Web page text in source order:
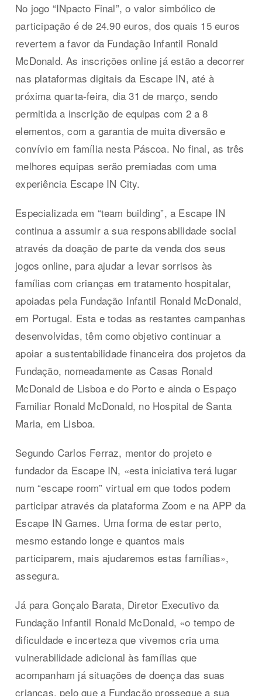
No jogo “INpacto Final”, o valor simbólico de
participação é de 24.90 euros, dos quais 15 euros
revertem a favor da Fundação Infantil Ronald
McDonald. As inscrições online já estão a decorrer
nas plataformas digitais da Escape IN, até à
próxima quarta-feira, dia 31 de março, sendo
permitida a inscrição de equipas com 2 a 8
elementos, com a garantia de muita diversão e
convívio em família nesta Páscoa. No final, as três
melhores equipas serão premiadas com uma
experiência Escape IN City.
Especializada em “team building”, a Escape IN
continua a assumir a sua responsabilidade social
através da doação de parte da venda dos seus
jogos online, para ajudar a levar sorrisos às
famílias com crianças em tratamento hospitalar,
apoiadas pela Fundação Infantil Ronald McDonald,
em Portugal. Esta e todas as restantes campanhas
desenvolvidas, têm como objetivo continuar a
apoiar a sustentabilidade financeira dos projetos da
Fundação, nomeadamente as Casas Ronald
McDonald de Lisboa e do Porto e ainda o Espaço
Familiar Ronald McDonald, no Hospital de Santa
Maria, em Lisboa.
Segundo Carlos Ferraz, mentor do projeto e
fundador da Escape IN, «esta iniciativa terá lugar
num “escape room” virtual em que todos podem
participar através da plataforma Zoom e na APP da
Escape IN Games. Uma forma de estar perto,
mesmo estando longe e quantos mais
participarem, mais ajudaremos estas famílias»,
assegura.
Já para Gonçalo Barata, Diretor Executivo da
Fundação Infantil Ronald McDonald, «o tempo de
dificuldade e incerteza que vivemos cria uma
vulnerabilidade adicional às famílias que
acompanham já situações de doença das suas
crianças, pelo que a Fundação prossegue a sua